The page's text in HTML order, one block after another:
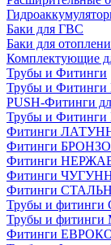
Баки для ГВС
Баки для
Комплектующие
Трубы и Фитинги
Трубы и
PUSH-Фитинги
Трубы и
Фитинги
Фитинги
Фитинги
Фитинги
Фитинги
Трубы и
Трубы и
Фитинги